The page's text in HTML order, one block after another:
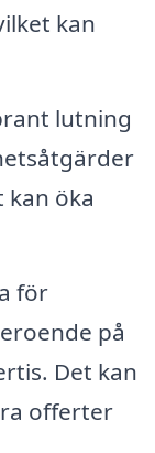
kan
lutning
öka
för
på
Det kan
offerter